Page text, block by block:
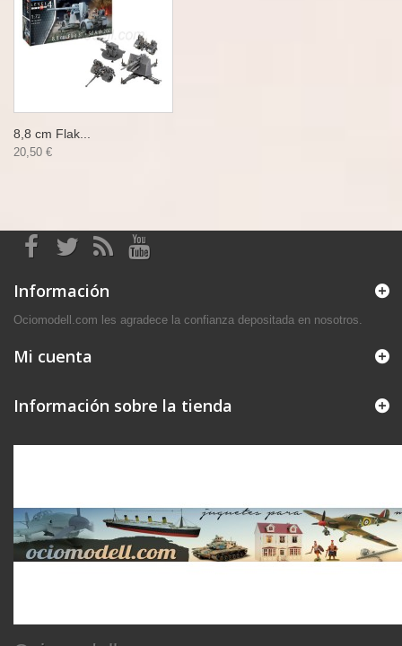
8,8 cm Flak...
20,50 €
Información
Ociomodell.com les agradece la confianza depositada en nosotros.
Mi cuenta
Información sobre la tienda